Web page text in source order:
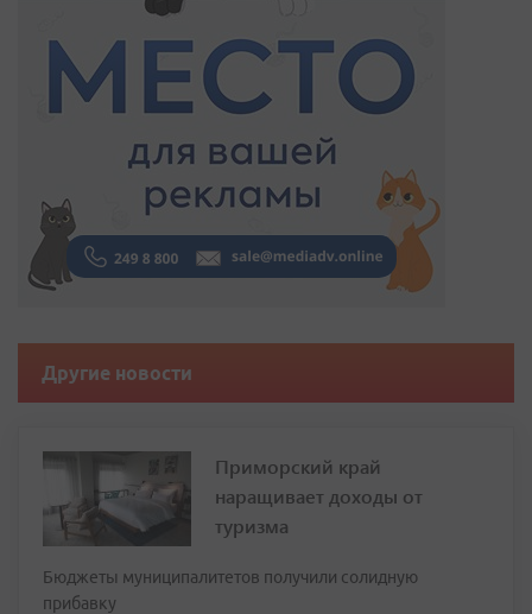
Другие новости
Приморский край
наращивает доходы от
туризма
Бюджеты муниципалитетов получили солидную
прибавку